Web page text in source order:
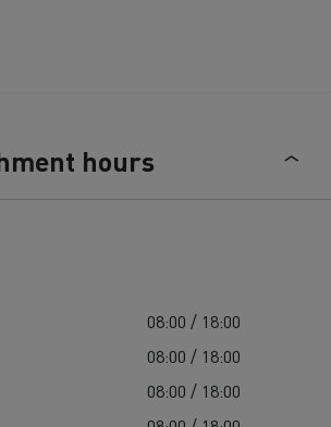
hours
08:00 / 18:00
08:00 / 18:00
08:00 / 18:00